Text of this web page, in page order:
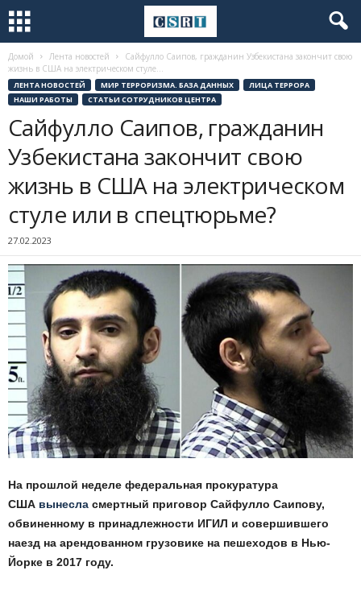
Домой Лента новостей
Сайфулло Саипов, гражданин Узбекистана закончит свою
жизнь в США на электрическом стуле...
ЛЕНТА НОВОСТЕЙ МИР ТЕРРОРИЗМА. БАЗА ДАННЫХ
ЛИЦА ТЕРРОРА
НАШИ РАБОТЫ
СТАТЬИ СОТРУДНИКОВ ЦЕНТРА
Сайфулло Саипов, гражданин
Узбекистана закончит свою
жизнь в США на электрическом
стуле или в спецтюрьме?
27.02.2023
На прошлой неделе федеральная прокуратура
США вынесла смертный приговор Сайфулло Саипову,
обвиненному в принадлежности ИГИЛ и совершившего
наезд на арендованном грузовике на пешеходов в Нью-
Йорке в 2017 году.